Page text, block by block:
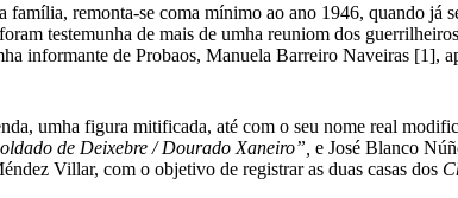
remonta-se coma mínimo ao ano 1946, quando já
testemunha de mais de umha reuniom dos
informante de Probaos, Manuela Barreiro Naveiras
umha figura mitificada, até com o seu nome real
de Deixebre / Dourado Xaneiro”, e José Blanco
Villar, com o objetivo de registrar as duas casas dos